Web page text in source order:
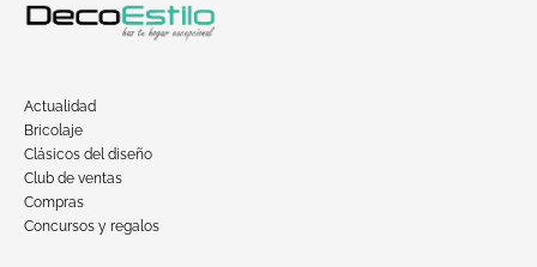
Actualidad
Bricolaje
Clásicos del diseño
Club de ventas
Compras
Concursos y regalos